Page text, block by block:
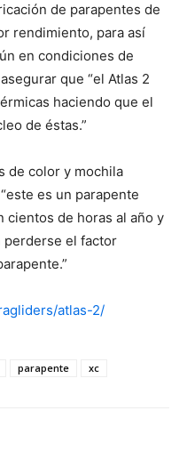
de parapentes de
rendimiento, para así
en condiciones de
que “el Atlas 2
haciendo que el
de éstas.”
de color y mochila
es un parapente
cientos de horas al año y
perderse el factor
atlas-2/
parapente xc